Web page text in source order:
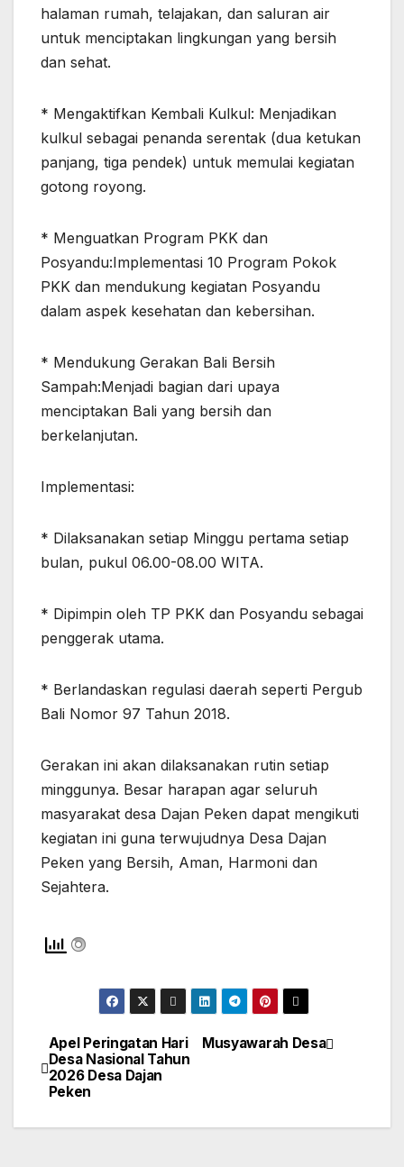
halaman rumah, telajakan, dan saluran air
untuk menciptakan lingkungan yang bersih
dan sehat.
* Mengaktifkan Kembali Kulkul: Menjadikan
kulkul sebagai penanda serentak (dua ketukan
panjang, tiga pendek) untuk memulai kegiatan
gotong royong.
* Menguatkan Program PKK dan
Posyandu:Implementasi 10 Program Pokok
PKK dan mendukung kegiatan Posyandu
dalam aspek kesehatan dan kebersihan.
* Mendukung Gerakan Bali Bersih
Sampah:Menjadi bagian dari upaya
menciptakan Bali yang bersih dan
berkelanjutan.
Implementasi:
* Dilaksanakan setiap Minggu pertama setiap
bulan, pukul 06.00-08.00 WITA.
* Dipimpin oleh TP PKK dan Posyandu sebagai
penggerak utama.
* Berlandaskan regulasi daerah seperti Pergub
Bali Nomor 97 Tahun 2018.
Gerakan ini akan dilaksanakan rutin setiap
minggunya. Besar harapan agar seluruh
masyarakat desa Dajan Peken dapat mengikuti
kegiatan ini guna terwujudnya Desa Dajan
Peken yang Bersih, Aman, Harmoni dan
Sejahtera.
Navigasi
pos
Musyawarah Desa
Apel Peringatan Hari
Desa Nasional Tahun
2026 Desa Dajan
Peken